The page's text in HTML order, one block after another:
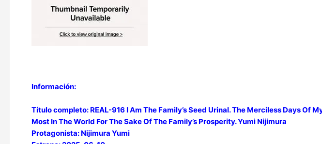
Información:
Título completo: REAL-916 I Am The Family’s Seed Urinal. The Merciless Days Of
Most In The World For The Sake Of The Family’s Prosperity. Yumi Nijimura
Protagonista: Nijimura Yumi